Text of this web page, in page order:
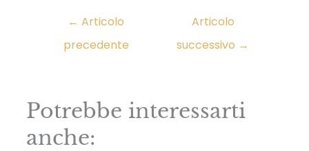
← Articolo
precedente
Articolo
successivo →
Potrebbe interessarti
anche: